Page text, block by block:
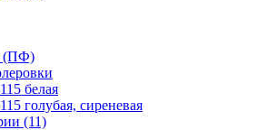
(ПФ)
белая
голубая, сиреневая
(11)